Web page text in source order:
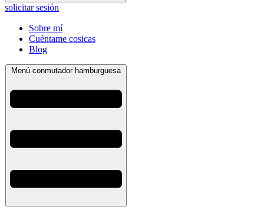
solicitar sesión
Sobre mí
Cuéntame cosicas
Blog
Menú conmutador hamburguesa